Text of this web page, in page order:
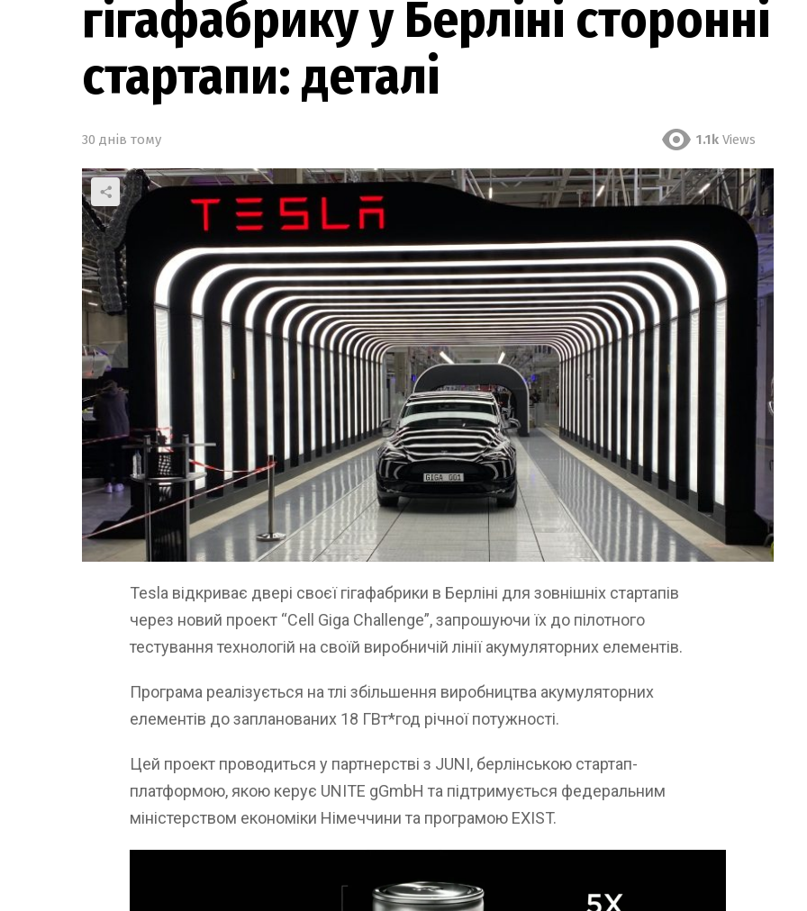
гігафабрику у Берліні сторонні
стартапи: деталі
30 днів тому 1.1k Views
Tesla відкриває двері своєї гігафабрики в Берліні для зовнішніх стартапів
через новий проект “Cell Giga Challenge”, запрошуючи їх до пілотного
тестування технологій на своїй виробничій лінії акумуляторних елементів.
Програма реалізується на тлі збільшення виробництва акумуляторних
елементів до запланованих 18 ГВт*год річної потужності.
Цей проект проводиться у партнерстві з JUNI, берлінською стартап-
платформою, якою керує UNITE gGmbH та підтримується федеральним
міністерством економіки Німеччини та програмою EXIST.